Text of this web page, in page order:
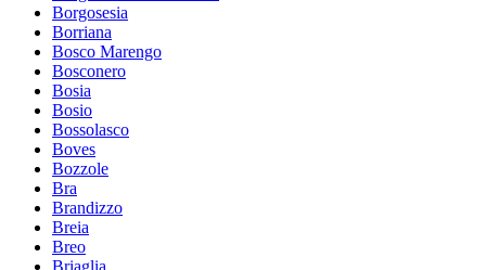
Borgosesia
Borriana
Bosco Marengo
Bosconero
Bosia
Bosio
Bossolasco
Boves
Bozzole
Bra
Brandizzo
Breia
Breo
Briaglia